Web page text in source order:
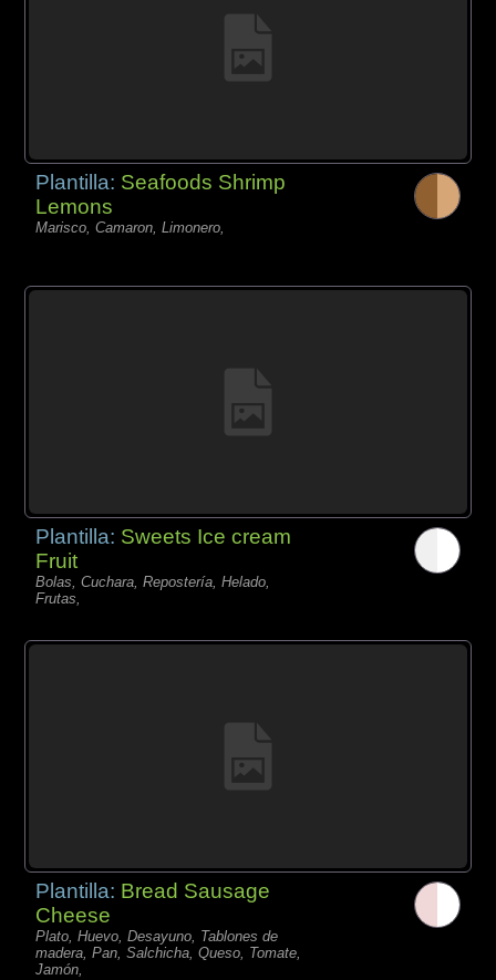
Plantilla: Seafoods Shrimp
Lemons
Marisco, Camaron, Limonero,
Plantilla: Sweets Ice cream
Fruit
Bolas, Cuchara, Repostería, Helado,
Frutas,
Plantilla: Bread Sausage
Cheese
Plato, Huevo, Desayuno, Tablones de
madera, Pan, Salchicha, Queso, Tomate,
Jamón,